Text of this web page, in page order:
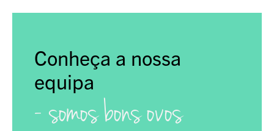
Conheça a nossa
equipa
- somos bons ovos